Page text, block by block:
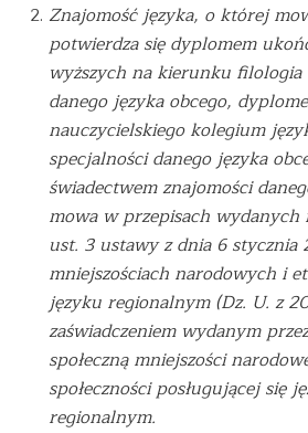
Znajomość języka, o której
potwierdza się dyplomem
wyższych na kierunku filologia
danego języka obcego,
nauczycielskiego kolegium
specjalności danego języka
świadectwem znajomości
mowa w przepisach wydanych
ust. 3 ustawy z dnia 6 stycznia
mniejszościach narodowych i
języku regionalnym (Dz. U. z
zaświadczeniem wydanym
społeczną mniejszości
społeczności posługującej się
regionalnym.